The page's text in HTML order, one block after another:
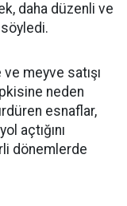
daha düzenli ve
meyve satışı
neden
esnaflar,
açtığını
dönemlerde